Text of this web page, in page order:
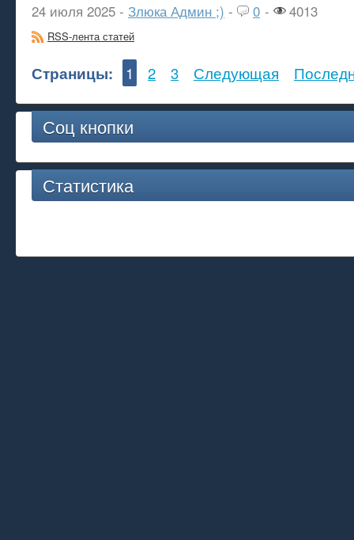
24 июля 2025 - Злюка Админ ;) - 0 - 4013
RSS-лента статей
Страницы: 1 2 3 Следующая
Соц кнопки
Статистика